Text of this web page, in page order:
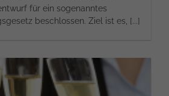
für ein sogenanntes
beschlossen. Ziel ist es, [...]